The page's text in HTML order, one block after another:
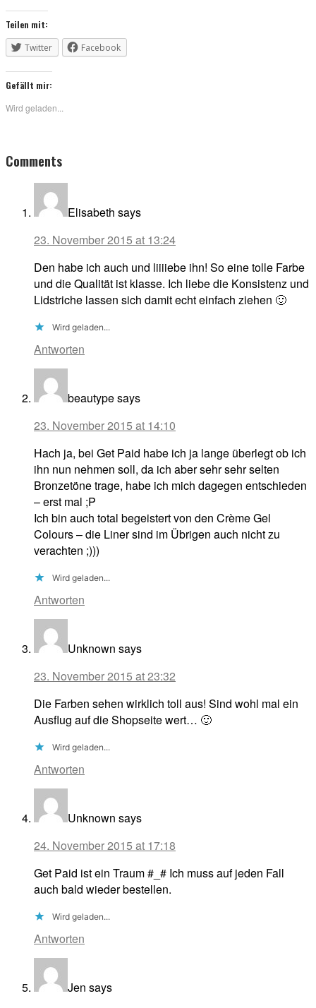
Teilen mit:
Twitter
Facebook
Gefällt mir:
Wird geladen...
Reader
Interactions
Comments
Elisabeth says
23. November 2015 at 13:24
Den habe ich auch und liiiiebe ihn! So eine tolle Farbe
und die Qualität ist klasse. Ich liebe die Konsistenz und
Lidstriche lassen sich damit echt einfach ziehen 🙂
Wird geladen...
Antworten
beautypesays
23. November 2015 at 14:10
Hach ja, bei Get Paid habe ich ja lange überlegt ob ich
ihn nun nehmen soll, da ich aber sehr sehr selten
Bronzetöne trage, habe ich mich dagegen entschieden
– erst mal ;P
Ich bin auch total begeistert von den Crème Gel
Colours – die Liner sind im Übrigen auch nicht zu
verachten ;)))
Wird geladen...
Antworten
Unknown says
23. November 2015 at 23:32
Die Farben sehen wirklich toll aus! Sind wohl mal ein
Ausflug auf die Shopseite wert… 🙂
Wird geladen...
Antworten
Unknown says
24. November 2015 at 17:18
Get Paid ist ein Traum #_# Ich muss auf jeden Fall
auch bald wieder bestellen.
Wird geladen...
Antworten
Jen says